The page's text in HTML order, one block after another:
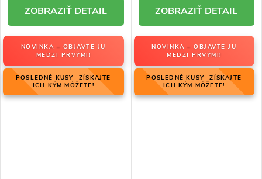
DETAIL DETAIL
NOVINKA – OBJAVTE JU
MEDZI PRVÝMI!
POSLEDNÉ KUSY- ZÍSKAJTE
ICH KÝM MÔŽETE!
NOVINKA – OBJAVTE JU
MEDZI PRVÝMI!
POSLEDNÉ KUSY- ZÍSKAJTE
ICH KÝM MÔŽETE!